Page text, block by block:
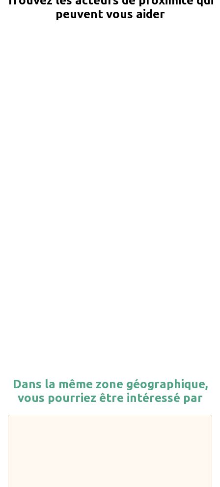
peuvent vous aider
Dans la même zone géographique,
vous pourriez être intéressé par